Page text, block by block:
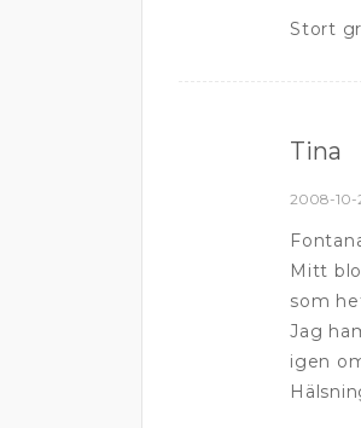
Stort
Tina
2008-10-
Mitt
som
Jag
igen